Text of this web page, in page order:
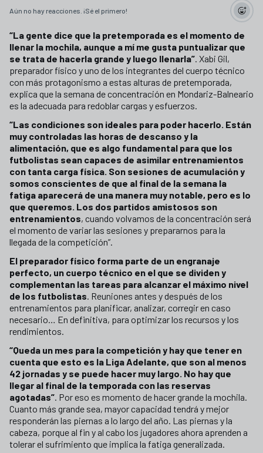
Aún no hay reacciones. ¡Sé el primero!
“La gente dice que la pretemporada es el momento de
llenar la mochila, aunque a mí me gusta puntualizar que
se trata de hacerla grande y luego llenarla”. Xabi Gil,
preparador físico y uno de los integrantes del cuerpo técnico
con más protagonismo a estas alturas de pretemporada,
explica que la semana de concentración en Mondariz-Balneario
es la adecuada para redoblar cargas y esfuerzos.
“Las condiciones son ideales para poder hacerlo. Están
muy controladas las horas de descanso y la
alimentación, que es algo fundamental para que los
futbolistas sean capaces de asimilar entrenamientos
con tanta carga física. Son sesiones de acumulación y
somos conscientes de que al final de la semana la
fatiga aparecerá de una manera muy notable, pero es lo
que queremos. Los dos partidos amistosos son
entrenamientos, cuando volvamos de la concentración será
el momento de variar las sesiones y prepararnos para la
llegada de la competición”.
El preparador físico forma parte de un engranaje
perfecto, un cuerpo técnico en el que se dividen y
complementan las tareas para alcanzar el máximo nivel
de los futbolistas. Reuniones antes y después de los
entrenamientos para planificar, analizar, corregir en caso
necesario… En definitiva, para optimizar los recursos y los
rendimientos.
“Queda un mes para la competición y hay que tener en
cuenta que esto es la Liga Adelante, que son al menos
42 jornadas y se puede hacer muy largo. No hay que
llegar al final de la temporada con las reservas
agotadas”. Por eso es momento de hacer grande la mochila.
Cuanto más grande sea, mayor capacidad tendrá y mejor
responderán las piernas a lo largo del año. Las piernas y la
cabeza, porque al fin y al cabo los jugadores ahora aprenden a
tolerar el sufrimiento que implica la fatiga generalizada.